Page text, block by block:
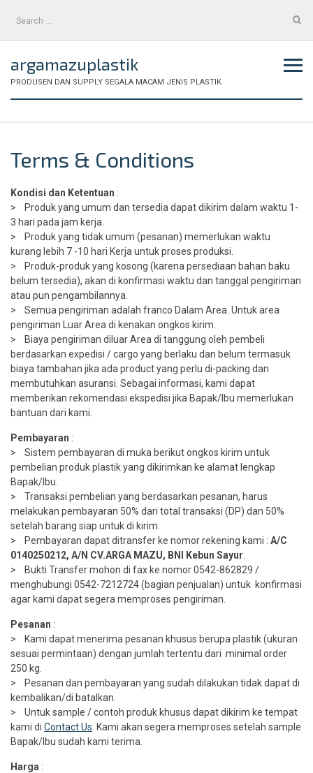
Search
argamazuplastik
PRODUSEN DAN SUPPLY SEGALA MACAM JENIS PLASTIK
Terms & Conditions
Kondisi dan Ketentuan :
> Produk yang umum dan tersedia dapat dikirim dalam waktu 1-
3 hari pada jam kerja.
> Produk yang tidak umum (pesanan) memerlukan waktu
kurang lebih 7 -10 hari Kerja untuk proses produksi.
> Produk-produk yang kosong (karena persediaan bahan baku
belum tersedia), akan di konfirmasi waktu dan tanggal pengiriman
atau pun pengambilannya.
> Semua pengiriman adalah franco Dalam Area. Untuk area
pengiriman Luar Area di kenakan ongkos kirim.
> Biaya pengiriman diluar Area di tanggung oleh pembeli
berdasarkan expedisi / cargo yang berlaku dan belum termasuk
biaya tambahan jika ada product yang perlu di-packing dan
membutuhkan asuransi. Sebagai informasi, kami dapat
memberikan rekomendasi ekspedisi jika Bapak/Ibu memerlukan
bantuan dari kami.
Pembayaran :
> Sistem pembayaran di muka berikut ongkos kirim untuk
pembelian produk plastik yang dikirimkan ke alamat lengkap
Bapak/Ibu.
> Transaksi pembelian yang berdasarkan pesanan, harus
melakukan pembayaran 50% dari total transaksi (DP) dan 50%
setelah barang siap untuk di kirim.
> Pembayaran dapat ditransfer ke nomor rekening kami : A/C
0140250212, A/N CV.ARGA MAZU, BNI Kebun Sayur
> Bukti Transfer mohon di fax ke nomor 0542-862829 /
menghubungi 0542-7212724 (bagian penjualan) untuk konfirmasi
agar kami dapat segera memproses pengiriman.
Pesanan :
> Kami dapat menerima pesanan khusus berupa plastik (ukuran
sesuai permintaan) dengan jumlah tertentu dari minimal order
250 kg.
> Pesanan dan pembayaran yang sudah dilakukan tidak dapat di
kembalikan/di batalkan.
> Untuk sample / contoh produk khusus dapat dikirim ke tempat
kami di Contact Us . Kami akan segera memproses setelah sample
Bapak/Ibu sudah kami terima.
Harga :